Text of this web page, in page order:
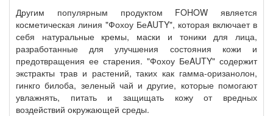
Другим популярным продуктом FOHOW является
косметическая линия "Фохоу БеAUTY", которая включает в
себя натуральные кремы, маски и тоники для лица,
разработанные для улучшения состояния кожи и
предотвращения ее старения. "Фохоу БеAUTY" содержит
экстракты трав и растений, таких как гамма-оризанолон,
гинкго билоба, зеленый чай и другие, которые помогают
увлажнять, питать и защищать кожу от вредных
воздействий окружающей среды.